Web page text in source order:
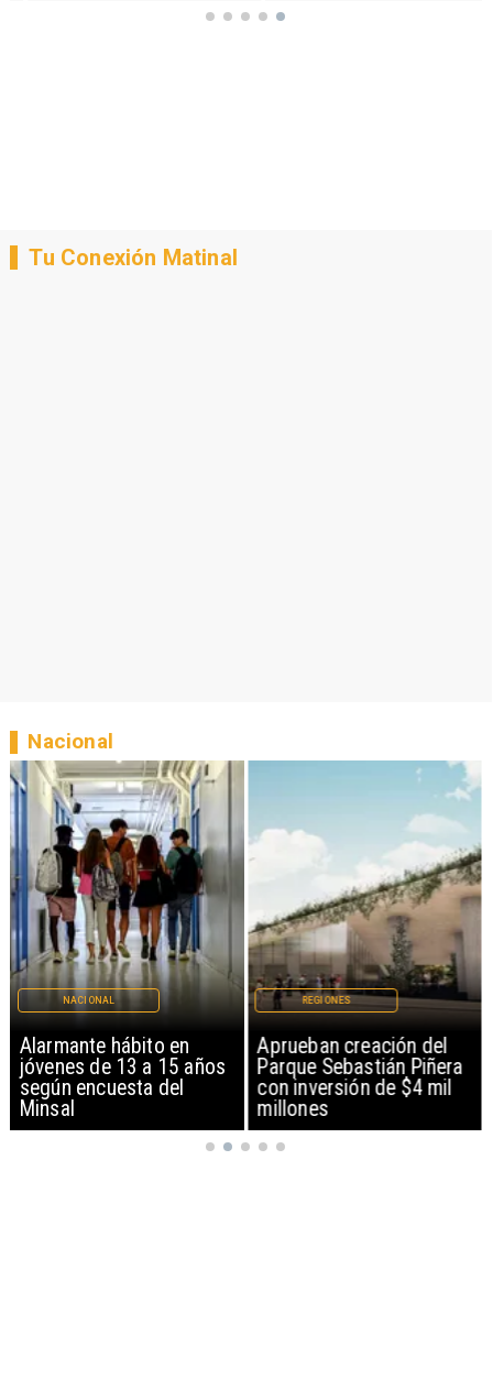
Tu Conexión Matinal
Alarmante hábito en
jóvenes de 13 a 15 años
según encuesta del
Minsal
NACIONAL
Aprueban creación del
Parque Sebastián Piñera
con inversión de $4 mil
millones
REGIONES
Nacional